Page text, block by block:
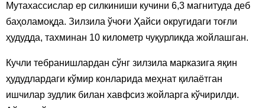
Мутахассислар ер силкиниши кучини 6,3 магнитуда деб
баҳоламоқда. Зилзила ўчоғи Ҳайси округидаги тоғли
ҳудудда, тахминан 10 километр чуқурликда жойлашган.
Кучли тебранишлардан сўнг зилзила марказига яқин
ҳудудлардаги кўмир конларида меҳнат қилаётган
ишчилар зудлик билан хавфсиз жойларга кўчирилди.